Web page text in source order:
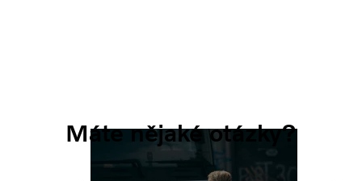
Máte nějaké otázky?